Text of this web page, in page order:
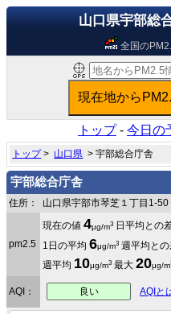
山口県宇部総
全国の
トップ- 今日の
トップ> 山口県 > 宇部総合庁舎
宇部総合庁舎
住所： 山口県宇部市琴芝１丁目1-50
pm2.5
現在の値 4μg/m3 日平均との
1日の平均 6μg/m3 週平均と
週平均 10μg/m3 最大 20μg/m
AQI： 良い AQIと